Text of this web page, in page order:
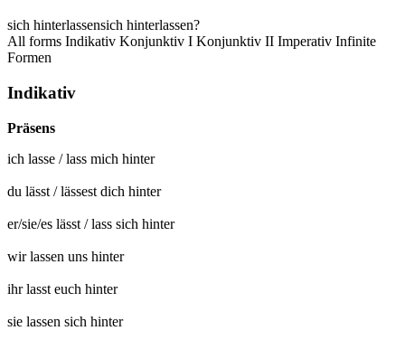
sich hinterlassensich hinterlassen?
All forms Indikativ Konjunktiv I Konjunktiv II Imperativ Infinite
Formen
Indikativ
Präsens
ich lasse /lass mich hinter
du lässt /lässest dich hinter
er/sie/es lässt /lass sich hinter
wirlassen uns hinter
ihrlasst euch hinter
sie lassen sich hinter